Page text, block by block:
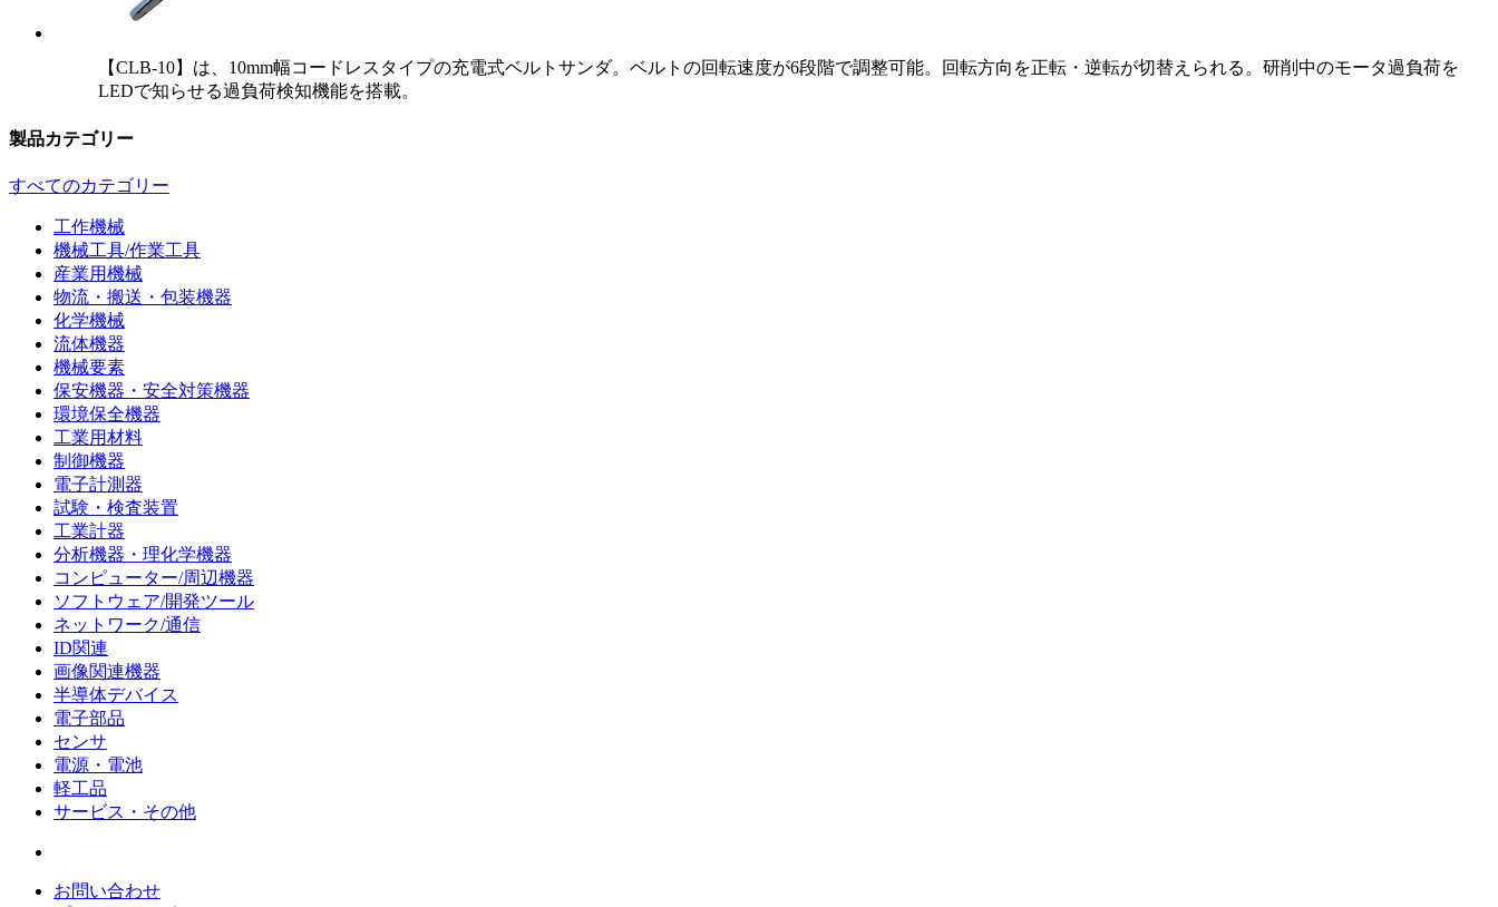
【CLB-10】は、10mm幅コードレスタイプの充電式ベルトサンダ。ベルトの回転速度が6段階で調整可能。回転方向を正転・逆転が切替えられる。研削中のモータ過負荷を
LEDで知らせる過負荷検知機能を搭載。
製品カテゴリー
すべてのカテゴリー
工作機械
機械工具/作業工具
産業用機械
物流・搬送・包装機器
化学機械
流体機器
機械要素
保安機器・安全対策機器
環境保全機器
工業用材料
制御機器
電子計測器
試験・検査装置
工業計器
分析機器・理化学機器
コンピューター/周辺機器
ソフトウェア/開発ツール
ネットワーク/通信
ID関連
画像関連機器
半導体デバイス
電子部品
センサ
電源・電池
軽工品
サービス・その他
お問い合わせ